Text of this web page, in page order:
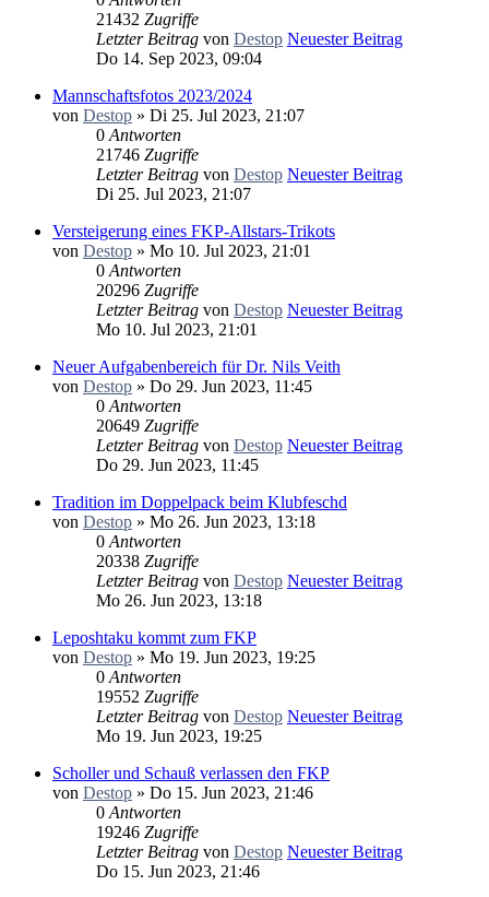
21432 Zugriffe
Letzter Beitrag von Destop Neuester Beitrag
Do 14. Sep 2023, 09:04
Mannschaftsfotos 2023/2024
von Destop » Di 25. Jul 2023, 21:07
0 Antworten
21746 Zugriffe
Letzter Beitrag von Destop Neuester Beitrag
Di 25. Jul 2023, 21:07
Versteigerung eines FKP-Allstars-Trikots
von Destop » Mo 10. Jul 2023, 21:01
0 Antworten
20296 Zugriffe
Letzter Beitrag von Destop Neuester Beitrag
Mo 10. Jul 2023, 21:01
Neuer Aufgabenbereich für Dr. Nils Veith
von Destop » Do 29. Jun 2023, 11:45
0 Antworten
20649 Zugriffe
Letzter Beitrag von Destop Neuester Beitrag
Do 29. Jun 2023, 11:45
Tradition im Doppelpack beim Klubfeschd
von Destop » Mo 26. Jun 2023, 13:18
0 Antworten
20338 Zugriffe
Letzter Beitrag von Destop Neuester Beitrag
Mo 26. Jun 2023, 13:18
Leposhtaku kommt zum FKP
von Destop » Mo 19. Jun 2023, 19:25
0 Antworten
19552 Zugriffe
Letzter Beitrag von Destop Neuester Beitrag
Mo 19. Jun 2023, 19:25
Scholler und Schauß verlassen den FKP
von Destop » Do 15. Jun 2023, 21:46
0 Antworten
19246 Zugriffe
Letzter Beitrag von Destop Neuester Beitrag
Do 15. Jun 2023, 21:46